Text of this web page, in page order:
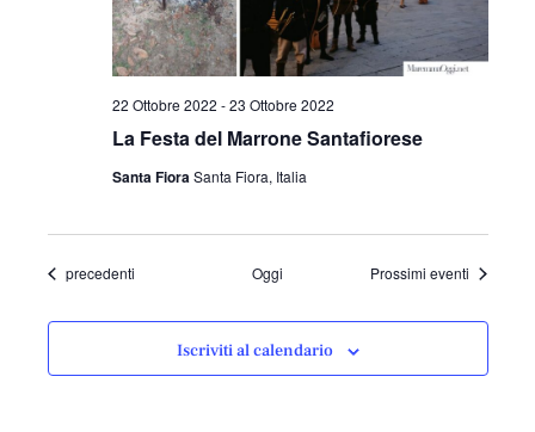
La Festa del Marrone Santafiorese
22 Ottobre 2022 -23 Ottobre 2022
Santa FioraSanta Fiora, Italia
Eventi
precedenti Oggi Prossimi eventi
Iscriviti al calendario